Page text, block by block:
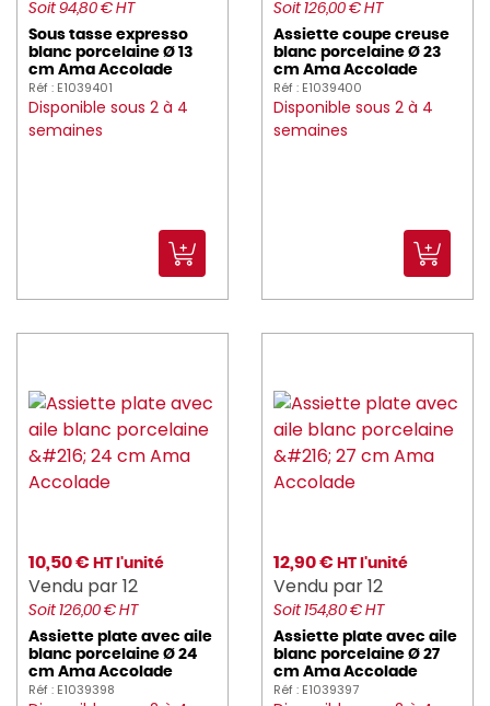
HAMILTON_BEACH (3)
HASSON (127)
hendi (18)
jri (7)
KASUMI (18)
KENWOOD (1)
KLEANING_ESSENTIALS (26)
KOLOSSAL (1)
kraft_you (2)
KRAMPOUZ (13)
Soit 94,80 € HT
Sous tasse expresso
blanc porcelaine Ø 13
cm Ama Accolade
Réf : E1039401
Disponible sous 2 à 4
semaines
Soit 126,00 € HT
Assiette coupe creuse
blanc porcelaine Ø 23
cm Ama Accolade
Réf : E1039400
Disponible sous 2 à 4
semaines
10,50 € HT l'unité
Vendu par 12
Soit 126,00 € HT
Assiette plate avec aile
blanc porcelaine Ø 24
cm Ama Accolade
Réf : E1039398
12,90 € HT l'unité
Vendu par 12
Soit 154,80 € HT
Assiette plate avec aile
blanc porcelaine Ø 27
cm Ama Accolade
Réf : E1039397